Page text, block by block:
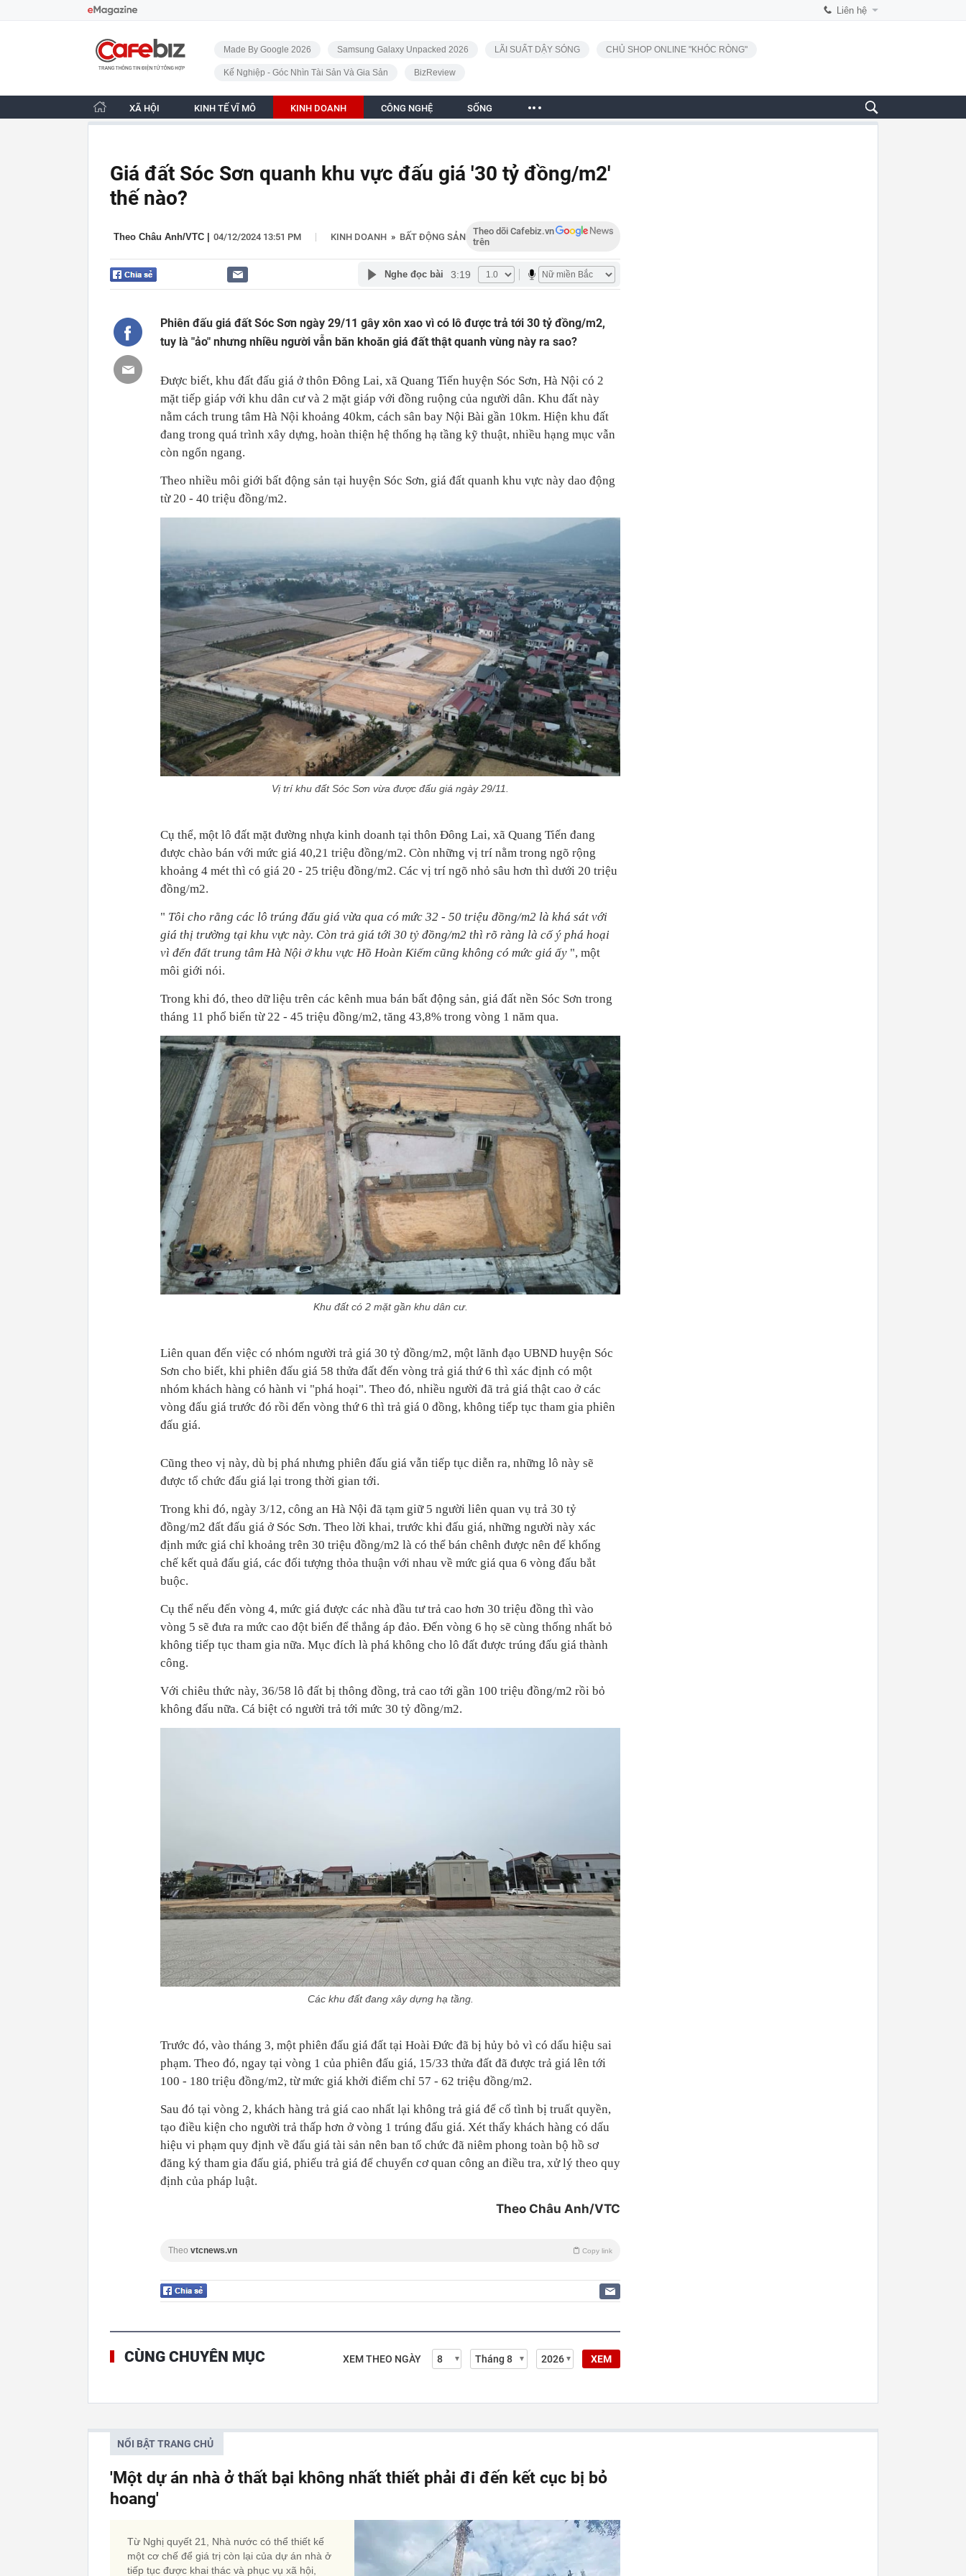
Liên hệ
CafeBiz - Trang chủ
Made By Google 2026 Samsung Galaxy Unpacked 2026 LÃI SUẤT DẬY SÓNG CHỦ SHOP ONLINE "KHÓC RÒNG"
Kế Nghiệp - Góc Nhìn Tài Sản Và Gia Sản BizReview
XÃ HỘI KINH TẾ VĨ MÔ KINH DOANH CÔNG NGHỆ SỐNG
Giá đất Sóc Sơn quanh khu vực đấu giá '30 tỷ đồng/m2'
thế nào?
Theo Châu Anh/VTC | 04/12/2024 13:51 PM | KINH DOANH » BẤT ĐỘNG SẢN
Theo dõi Cafebiz.vn
trên
Nghe đọc bài 3:19
Phiên đấu giá đất Sóc Sơn ngày 29/11 gây xôn xao vì có lô được trả tới 30 tỷ đồng/m2,
tuy là "ảo" nhưng nhiều người vẫn băn khoăn giá đất thật quanh vùng này ra sao?
Được biết, khu đất đấu giá ở thôn Đông Lai, xã Quang Tiến huyện Sóc Sơn, Hà Nội có 2
mặt tiếp giáp với khu dân cư và 2 mặt giáp với đồng ruộng của người dân. Khu đất này
nằm cách trung tâm Hà Nội khoảng 40km, cách sân bay Nội Bài gần 10km. Hiện khu đất
đang trong quá trình xây dựng, hoàn thiện hệ thống hạ tầng kỹ thuật, nhiều hạng mục vẫn
còn ngổn ngang.
Theo nhiều môi giới bất động sản tại huyện Sóc Sơn, giá đất quanh khu vực này dao động
từ 20 - 40 triệu đồng/m2.
Vị trí khu đất Sóc Sơn vừa được đấu giá ngày 29/11.
Cụ thể, một lô đất mặt đường nhựa kinh doanh tại thôn Đông Lai, xã Quang Tiến đang
được chào bán với mức giá 40,21 triệu đồng/m2. Còn những vị trí nằm trong ngõ rộng
khoảng 4 mét thì có giá 20 - 25 triệu đồng/m2. Các vị trí ngõ nhỏ sâu hơn thì dưới 20 triệu
đồng/m2.
" Tôi cho rằng các lô trúng đấu giá vừa qua có mức 32 - 50 triệu đồng/m2 là khá sát với
giá thị trường tại khu vực này. Còn trả giá tới 30 tỷ đồng/m2 thì rõ ràng là cố ý phá hoại
vì đến đất trung tâm Hà Nội ở khu vực Hồ Hoàn Kiếm cũng không có mức giá ấy ", một
môi giới nói.
Trong khi đó, theo dữ liệu trên các kênh mua bán bất động sản, giá đất nền Sóc Sơn trong
tháng 11 phổ biến từ 22 - 45 triệu đồng/m2, tăng 43,8% trong vòng 1 năm qua.
Khu đất có 2 mặt gần khu dân cư.
Liên quan đến việc có nhóm người trả giá 30 tỷ đồng/m2, một lãnh đạo UBND huyện Sóc
Sơn cho biết, khi phiên đấu giá 58 thửa đất đến vòng trả giá thứ 6 thì xác định có một
nhóm khách hàng có hành vi "phá hoại". Theo đó, nhiều người đã trả giá thật cao ở các
vòng đấu giá trước đó rồi đến vòng thứ 6 thì trả giá 0 đồng, không tiếp tục tham gia phiên
đấu giá.
Cũng theo vị này, dù bị phá nhưng phiên đấu giá vẫn tiếp tục diễn ra, những lô này sẽ
được tổ chức đấu giá lại trong thời gian tới.
Trong khi đó, ngày 3/12, công an Hà Nội đã tạm giữ 5 người liên quan vụ trả 30 tỷ
đồng/m2 đất đấu giá ở Sóc Sơn. Theo lời khai, trước khi đấu giá, những người này xác
định mức giá chỉ khoảng trên 30 triệu đồng/m2 là có thể bán chênh được nên để khống
chế kết quả đấu giá, các đối tượng thỏa thuận với nhau về mức giá qua 6 vòng đấu bắt
buộc.
Cụ thể nếu đến vòng 4, mức giá được các nhà đầu tư trả cao hơn 30 triệu đồng thì vào
vòng 5 sẽ đưa ra mức cao đột biến để thắng áp đảo. Đến vòng 6 họ sẽ cùng thống nhất bỏ
không tiếp tục tham gia nữa. Mục đích là phá không cho lô đất được trúng đấu giá thành
công.
Với chiêu thức này, 36/58 lô đất bị thông đồng, trả cao tới gần 100 triệu đồng/m2 rồi bỏ
không đấu nữa. Cá biệt có người trả tới mức 30 tỷ đồng/m2.
Các khu đất đang xây dựng hạ tầng.
Trước đó, vào tháng 3, một phiên đấu giá đất tại Hoài Đức đã bị hủy bỏ vì có dấu hiệu sai
phạm. Theo đó, ngay tại vòng 1 của phiên đấu giá, 15/33 thửa đất đã được trả giá lên tới
100 - 180 triệu đồng/m2, từ mức giá khởi điểm chỉ 57 - 62 triệu đồng/m2.
Sau đó tại vòng 2, khách hàng trả giá cao nhất lại không trả giá để cố tình bị truất quyền,
tạo điều kiện cho người trả thấp hơn ở vòng 1 trúng đấu giá. Xét thấy khách hàng có dấu
hiệu vi phạm quy định về đấu giá tài sản nên ban tổ chức đã niêm phong toàn bộ hồ sơ
đăng ký tham gia đấu giá, phiếu trả giá để chuyển cơ quan công an điều tra, xử lý theo quy
định của pháp luật.
Theo Châu Anh/VTC
Theo vtcnews.vn Copy link
CÙNG CHUYÊN MỤC XEM THEO NGÀY XEM
NỔI BẬT TRANG CHỦ
'Một dự án nhà ở thất bại không nhất thiết phải đi đến kết cục bị bỏ
hoang'
Từ Nghị quyết 21, Nhà nước có thể thiết kế
một cơ chế để giá trị còn lại của dự án nhà ở
tiếp tục được khai thác và phục vụ xã hội,